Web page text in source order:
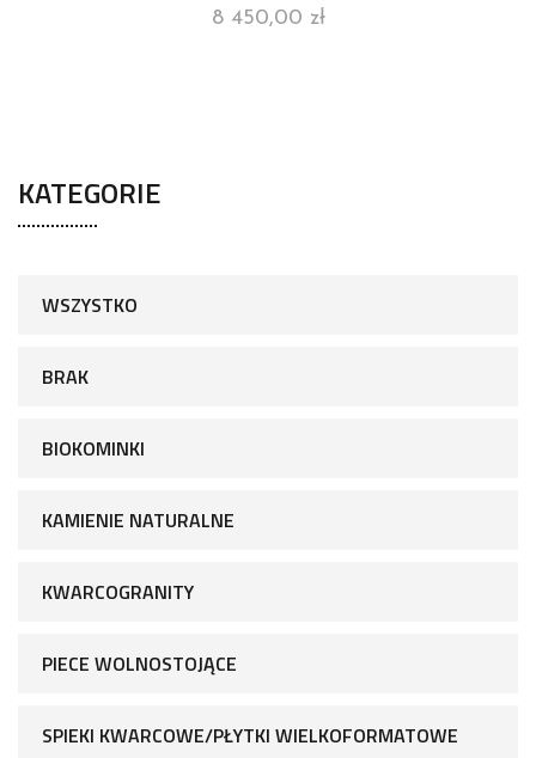
8 450,00 zł
KATEGORIE
WSZYSTKO
BRAK
BIOKOMINKI
KAMIENIE NATURALNE
KWARCOGRANITY
PIECE WOLNOSTOJĄCE
SPIEKI KWARCOWE/PŁYTKI WIELKOFORMATOWE